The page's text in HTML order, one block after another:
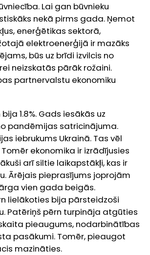
Lai gan būvnieku
nekā pirms gada. Ņemot
enerģētikas sektorā,
elektroenerģijā ir mazāks
būs uz brīdi izvilcis no
neizskatās pārāk rožaini.
partnervalstu ekonomiku
1.8%. Gads iesākās uz
pandēmijas satricinājuma.
iebrukums Ukrainā. Tas vēl
ekonomika ir izrādījusies
arī siltie laikapstākļi, kas ir
Ārējais pieprasījums joprojām
vien gada beigās.
lielākoties bija pārsteidzoši
Patēriņš pērn turpināja atgūties
pieaugums, nodarbinātības
pasākumi. Tomēr, pieaugot
mazināties.